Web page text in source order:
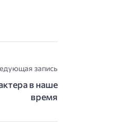
запись
в наше
время